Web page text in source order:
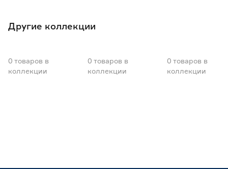
Другие коллекции
0 товаров в
коллекции
0 товаров в
коллекции
0 товаров в
коллекции